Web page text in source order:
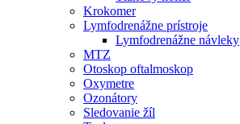
Krokomer
Lymfodrenážne prístroje
Lymfodrenážne návleky
MTZ
Otoskop oftalmoskop
Oxymetre
Ozonátory
Sledovanie žíl